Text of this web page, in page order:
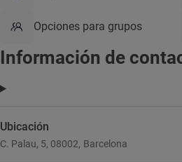
Opciones para grupos
Información de
Ubicación
C. Palau, 5, 08002, Barcelona